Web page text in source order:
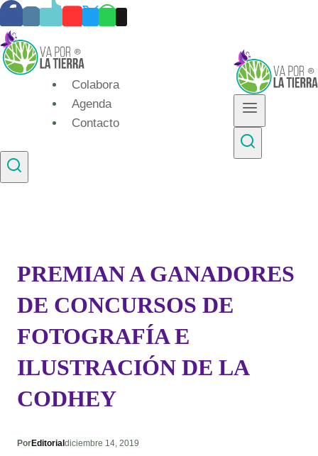
Skip
to
content
Colabora
Agenda
Contacto
PREMIAN A GANADORES
DE CONCURSOS DE
FOTOGRAFÍA E
ILUSTRACIÓN DE LA
CODHEY
PorEditorialdiciembre 14, 2019